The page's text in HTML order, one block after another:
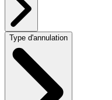
Type d'annulation